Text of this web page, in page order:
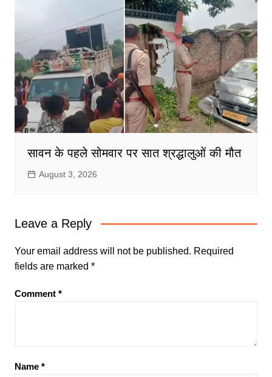
सावन के पहले सोमवार पर सात श्रद्धालुओं की मौत
August 3, 2026
Leave a Reply
Your email address will not be published. Required
fields are marked *
Comment *
Name *